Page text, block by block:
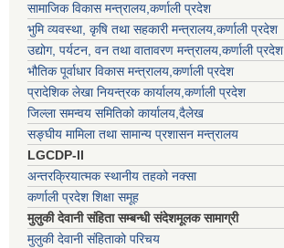
सामाजिक विकास मन्त्रालय,कर्णाली प्रदेश
भुमि व्यवस्था, कृषि तथा सहकारी मन्त्रालय,कर्णाली प्रदेश
उद्योग, पर्यटन, वन तथा वातावरण मन्त्रालय,कर्णाली प्रदेश
भौतिक पूर्वाधार विकास मन्त्रालय,कर्णाली प्रदेश
प्रादेशिक लेखा नियन्त्रक कार्यालय,कर्णाली प्रदेश
जिल्ला समन्वय समितिको कार्यालय,दैलेख
सङ्घीय मामिला तथा सामान्य प्रशासन मन्त्रालय
LGCDP-II
अन्तरक्रियात्मक स्थानीय तहको नक्सा
कर्णाली प्रदेश शिक्षा समूह
मुलुकी देवानी संहिता सम्बन्धी संदेशमूलक सामाग्री
मुलुकी देवानी संहिताको परिचय